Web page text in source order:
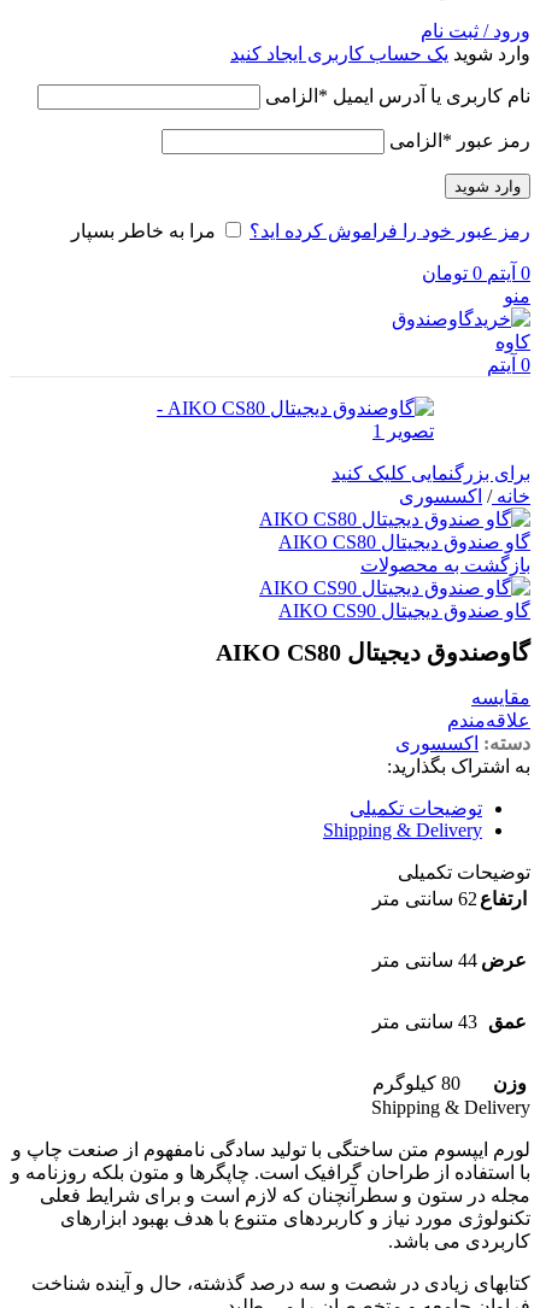
ورود / ثبت نام
وارد شوید یک حساب کاربری ایجاد کنید
نام کاربری یا آدرس ایمیل * الزامی
رمز عبور * الزامی
وارد شوید
رمز عبور خود را فراموش کرده اید؟ مرا به خاطر بسپار
0 آیتم 0 تومان
منو
0 آیتم
برای بزرگنمایی کلیک کنید
خانه/ اکسسوری
گاو صندوق دیجیتال AIKO CS80
بازگشت به محصولات
گاو صندوق دیجیتال AIKO CS90
گاوصندوق دیجیتال AIKO CS80
مقایسه
علاقه‌مندم
دسته: اکسسوری
به اشتراک بگذارید:
توضیحات تکمیلی
Shipping & Delivery
توضیحات تکمیلی
ارتفاع 62 سانتی متر
عرض 44 سانتی متر
عمق 43 سانتی متر
وزن
80 کیلوگرم
Shipping & Delivery
لورم ایپسوم متن ساختگی با تولید سادگی نامفهوم از صنعت چاپ و
با استفاده از طراحان گرافیک است. چاپگرها و متون بلکه روزنامه و
مجله در ستون و سطرآنچنان که لازم است و برای شرایط فعلی
تکنولوژی مورد نیاز و کاربردهای متنوع با هدف بهبود ابزارهای
کاربردی می باشد.
کتابهای زیادی در شصت و سه درصد گذشته، حال و آینده شناخت